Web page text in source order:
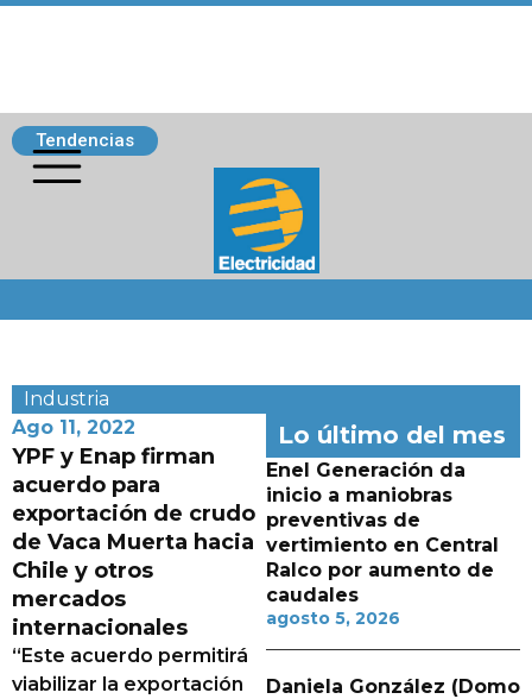
Tendencias
Industria
Ago 11, 2022
YPF y Enap firman
acuerdo para
exportación de crudo
de Vaca Muerta hacia
Chile y otros
mercados
internacionales
“Este acuerdo permitirá
viabilizar la exportación
Lo último del mes
Enel Generación da
inicio a maniobras
preventivas de
vertimiento en Central
Ralco por aumento de
caudales
agosto 5, 2026
Daniela González (Domo